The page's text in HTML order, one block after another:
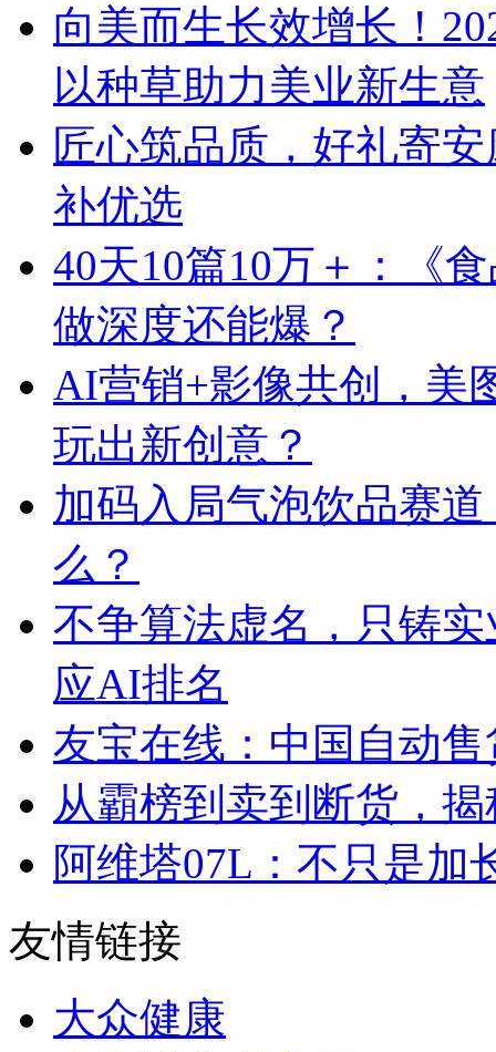
向美而生长效增长！
以种草助力美业新生意
匠心筑品质，好礼寄
补优选
40天10篇10万＋：《
做深度还能爆？
AI营销+影像共创，美
玩出新创意？
加码入局气泡饮品赛
么？
不争算法虚名，只铸
应AI排名
友宝在线：中国自动
从霸榜到卖到断货，
阿维塔07L：不只是加
友情链接
大众健康